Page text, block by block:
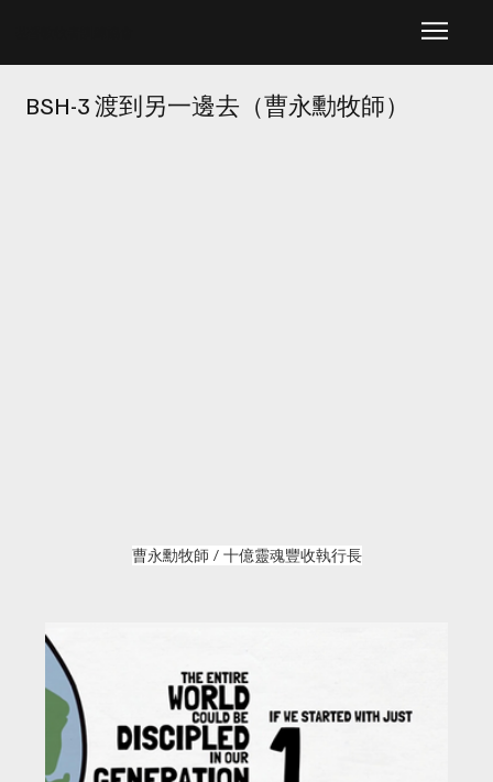
BSH-3 渡到另一邊去（曹永勳牧師）
曹永勳牧師 / 十億靈魂豐收執行長